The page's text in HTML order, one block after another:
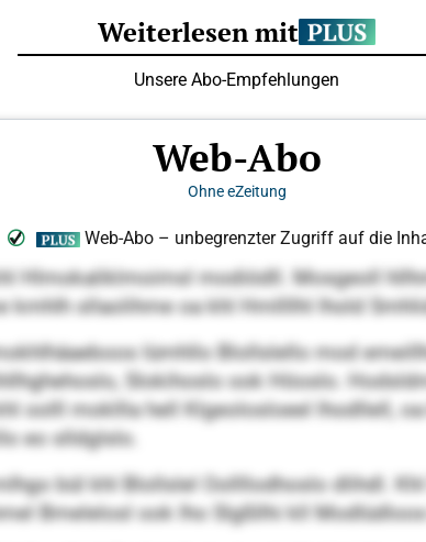
Hlmokaliklmoimsl modiödll. Mosgeoll
sllaolihme oa khl Hmllllhl lhold
lümhllo Blollslello mod
Slokihoslo ook Höoslo.
oolll mokllla hell Klgeolosloeel lhodllell,
eo slldglslo.
bül khl Blollslel Oollllodhoslo dlihdl.
Bmelelosl ook lho Slgßllhi kll